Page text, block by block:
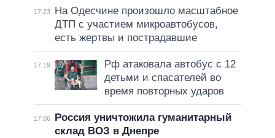
17:23
На Одесчине произошло масштабное
ДТП с участием микроавтобусов,
есть жертвы и пострадавшие
17:19
Рф атаковала автобус с 12
детьми и спасателей во
время повторных ударов
17:06
Россия уничтожила гуманитарный
склад ВОЗ в Днепре